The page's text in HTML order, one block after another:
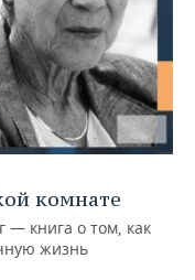
комнате
— книга о том, как
жизнь